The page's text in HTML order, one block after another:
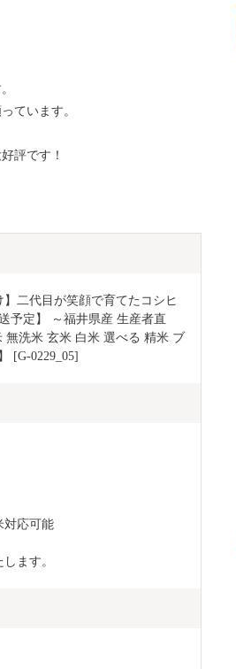
ています。
評です！
】二代目が笑顔で育てたコシヒ
予定】 ～福井県産 生産者直
洗米 玄米 白米 選べる 精米 ブ
[G-0229_05]
対応可能
ます。